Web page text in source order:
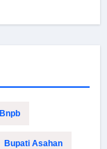
Bnpb
Bupati Asahan